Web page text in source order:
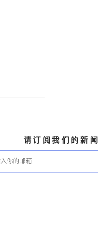
请订阅我们的新闻